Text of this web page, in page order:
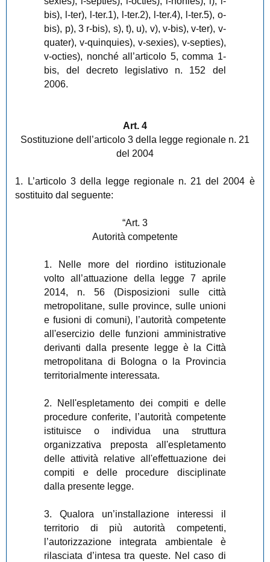
bis), l-ter), l-ter.1), l-ter.2), l-ter.4), l-ter.5), o-
bis), p), 3 r-bis), s), t), u), v), v-bis), v-ter), v-
quater), v-quinquies), v-sexies), v-septies),
v-octies), nonché all’articolo 5, comma 1-
bis, del decreto legislativo n. 152 del
2006.
Art. 4
Sostituzione dell’articolo 3 della legge regionale n. 21
del 2004
1. L’articolo 3 della legge regionale n. 21 del 2004 è
sostituito dal seguente:
“Art. 3
Autorità competente
1. Nelle more del riordino istituzionale
volto all’attuazione della legge 7 aprile
2014, n. 56 (Disposizioni sulle città
metropolitane, sulle province, sulle unioni
e fusioni di comuni), l’autorità competente
all'esercizio delle funzioni amministrative
derivanti dalla presente legge è la Città
metropolitana di Bologna o la Provincia
territorialmente interessata.
2. Nell'espletamento dei compiti e delle
procedure conferite, l’autorità competente
istituisce o individua una struttura
organizzativa preposta all'espletamento
delle attività relative all'effettuazione dei
compiti e delle procedure disciplinate
dalla presente legge.
3. Qualora un’installazione interessi il
territorio di più autorità competenti,
l’autorizzazione integrata ambientale è
rilasciata d’intesa tra queste. Nel caso di